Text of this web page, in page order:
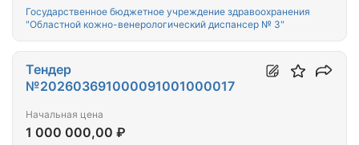
Государственное бюджетное учреждение здравоохранения
"Областной кожно-венерологический диспансер № 3"
Тендер
№202603691000091001000017
Начальная цена
1 000 000,00 ₽